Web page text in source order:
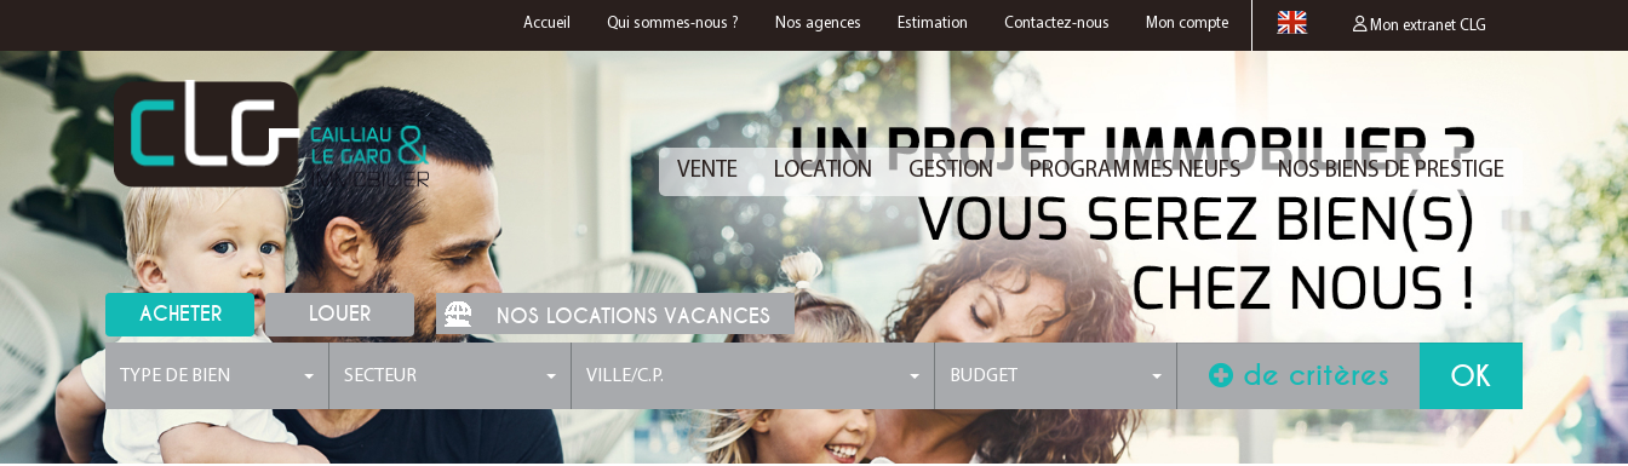
Mon extranet CLG
Accueil Qui sommes-nous ? Nos agences Estimation Contactez-nous Mon compte
VENTE LOCATION GESTION PROGRAMMES NEUFS NOS BIENS DE PRESTIGE
ACHETER LOUER NOS LOCATIONS VACANCES
TYPE DE BIEN SECTEUR VILLE/C.P. BUDGET de critères